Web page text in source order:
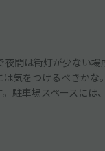
間は街灯が少ない場
気をつけるべきかな。
駐車場スペースに